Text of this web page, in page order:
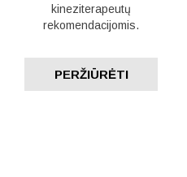
kineziterapeutų
rekomendacijomis.
PERŽIŪRĖTI